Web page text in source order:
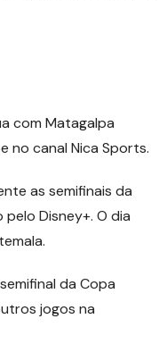
com Matagalpa
no canal Nica Sports.
as semifinais da
Disney+. O dia
da Copa
jogos na